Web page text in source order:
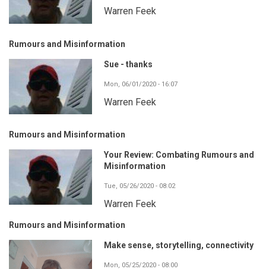
Warren Feek
Rumours and Misinformation
Sue - thanks
Mon, 06/01/2020 - 16:07
Warren Feek
Rumours and Misinformation
Your Review: Combating Rumours and
Misinformation
Tue, 05/26/2020 - 08:02
Warren Feek
Rumours and Misinformation
Make sense, storytelling, connectivity
Mon, 05/25/2020 - 08:00